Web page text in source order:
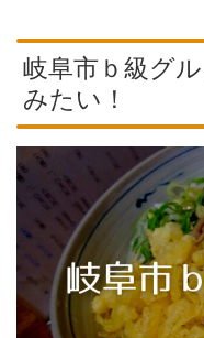
岐阜市ｂ級グ
みたい！